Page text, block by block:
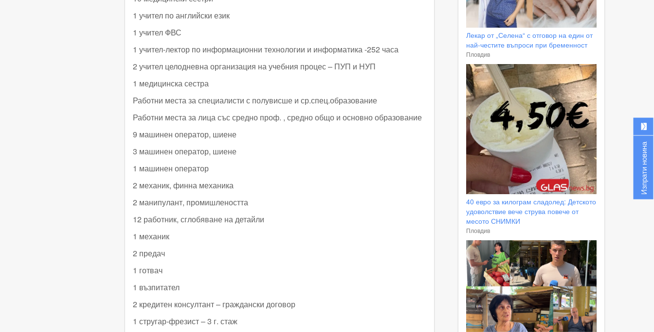
1 учител по английски език
1 учител ФВС
1 учител-лектор по информационни технологии и информатика -252 часа
2 учител целодневна организация на учебния процес – ПУП и НУП
1 медицинска сестра
Работни места за специалисти с полувисше и ср.спец.образование
Работни места за лица със средно проф. , средно общо и основно образование
9 машинен оператор, шиене
3 машинен оператор, шиене
1 машинен оператор
2 механик, финна механика
2 манипулант, промишлеността
12 работник, сглобяване на детайли
1 механик
2 предач
1 готвач
1 възпитател
2 кредитен консултант – граждански договор
1 стругар-фрезист – 3 г. стаж
Лекар от „Селена“ с отговор на един от
най-честите въпроси при бременност
Пловдив
40 евро за килограм сладолед: Детското
удоволствие вече струва повече от
месото СНИМКИ
Пловдив
Изпрати новина